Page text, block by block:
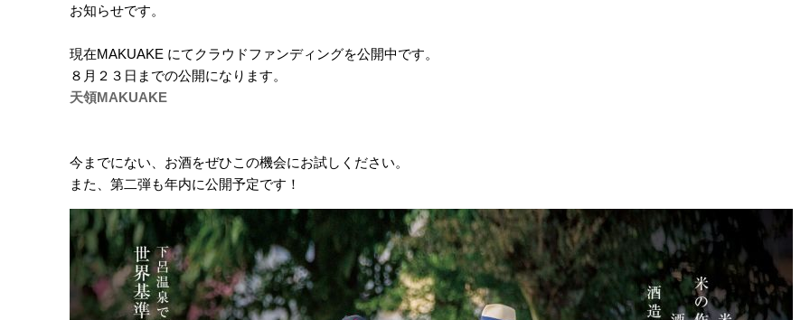
お知らせです。
現在MAKUAKE にてクラウドファンディングを公開中です。
８月２３日までの公開になります。
天領MAKUAKE
今までにない、お酒をぜひこの機会にお試しください。
また、第二弾も年内に公開予定です！